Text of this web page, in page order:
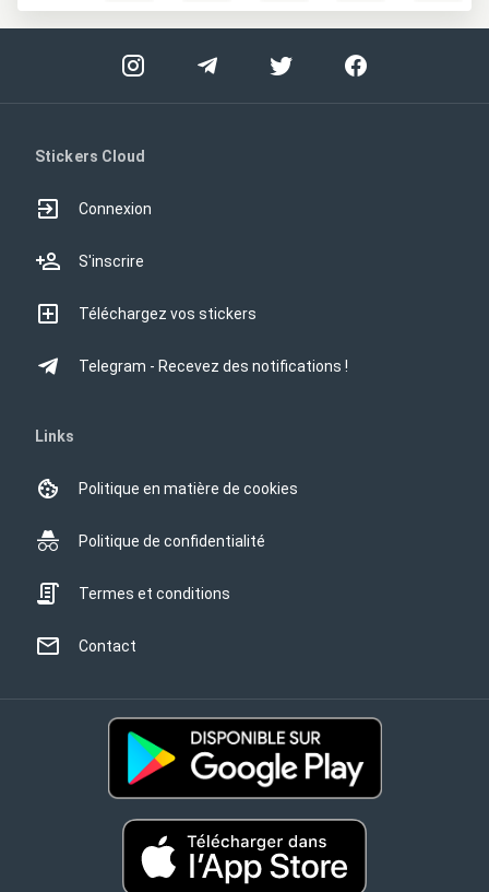
Stickers Cloud
Connexion
S'inscrire
Téléchargez vos stickers
Telegram - Recevez des notifications !
Links
Politique en matière de cookies
Politique de confidentialité
Termes et conditions
Contact